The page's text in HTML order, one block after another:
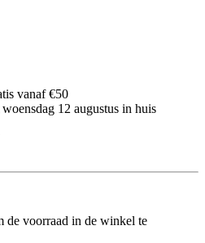
vanaf €50
12 augustus in huis
de voorraad in de winkel te